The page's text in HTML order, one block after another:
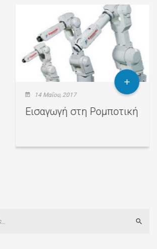
14 Μαΐου, 2017
Εισαγωγή στη Ρομποτική